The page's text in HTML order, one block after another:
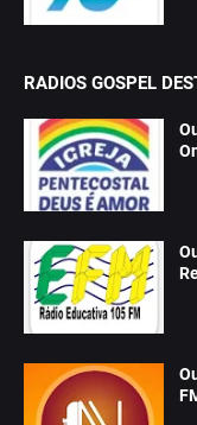
RADIOS GOSPEL